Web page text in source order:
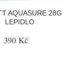
AQUASURE 28G
LEPIDLO
390 Kč